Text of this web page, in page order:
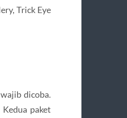
Trick Eye
dicoba.
paket